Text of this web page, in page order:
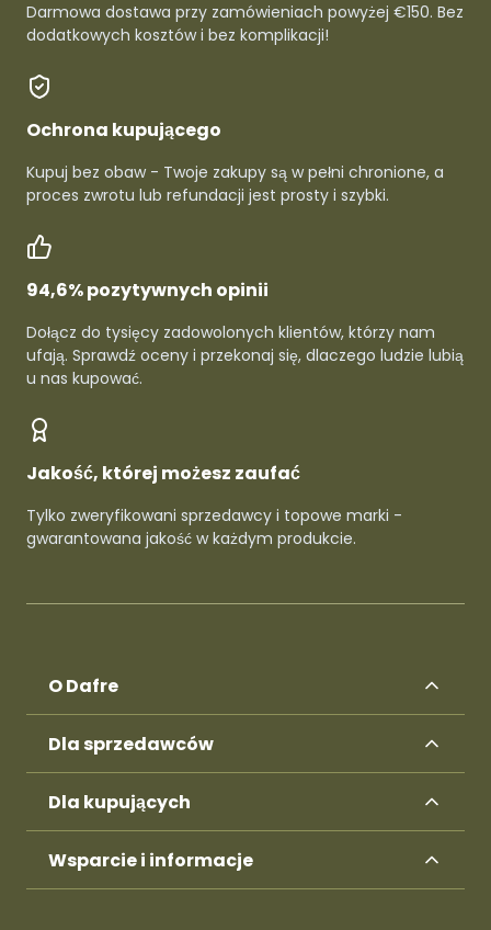
Darmowa dostawa przy zamówieniach powyżej €150. Bez
dodatkowych kosztów i bez komplikacji!
Ochrona kupującego
Kupuj bez obaw - Twoje zakupy są w pełni chronione, a
proces zwrotu lub refundacji jest prosty i szybki.
94,6% pozytywnych opinii
Dołącz do tysięcy zadowolonych klientów, którzy nam
ufają. Sprawdź oceny i przekonaj się, dlaczego ludzie lubią
u nas kupować.
Jakość, której możesz zaufać
Tylko zweryfikowani sprzedawcy i topowe marki -
gwarantowana jakość w każdym produkcie.
O Dafre
Dla sprzedawców
Dla kupujących
Wsparcie i informacje